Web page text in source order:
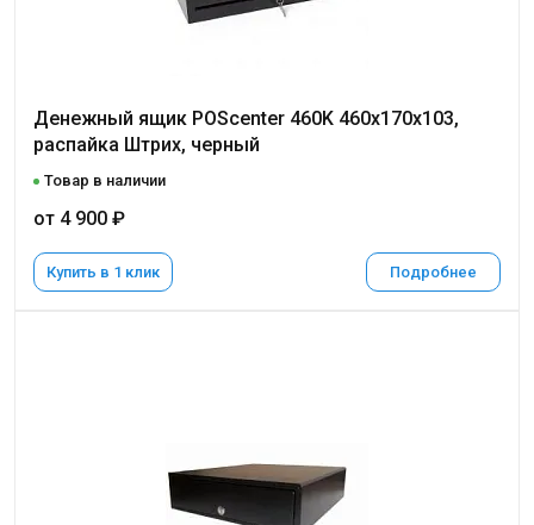
Денежный ящик POScenter 460K 460x170x103,
распайка Штрих, черный
Товар в наличии
от 4 900 ₽
Купить в 1 клик Подробнее